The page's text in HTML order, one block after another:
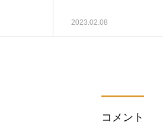
2023.02.08
コメント